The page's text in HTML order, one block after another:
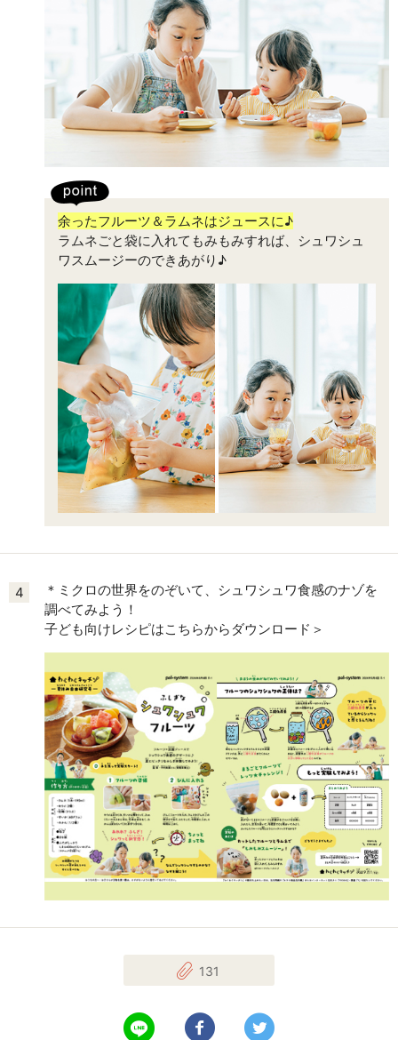
余ったフルーツ＆ラムネはジュースに♪
ラムネごと袋に入れてもみもみすれば、シュワシュ
ワスムージーのできあがり♪
4
＊ミクロの世界をのぞいて、シュワシュワ食感のナゾを
調べてみよう！
子ども向けレシピはこちらからダウンロード＞
131
LINEで送る Facebookでシェアする